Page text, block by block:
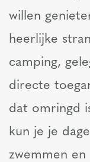
willen
heerlijke
camping,
directe
dat omringd
kun je je
zwemmen en